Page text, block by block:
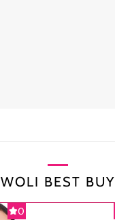
WOLI BEST BUY
0